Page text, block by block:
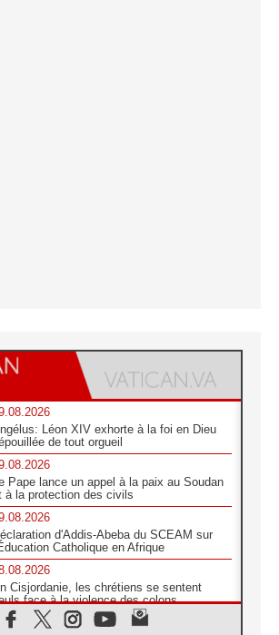
Léon XIV exhorte à la foi en Dieu
de tout orgueil
Pape lance un appel à la paix au Soudan
à la protection des civils
d'Addis-Abeba du SCEAM sur
Catholique en Afrique
Cisjordanie, les chrétiens se sentent
face à la violence des colons